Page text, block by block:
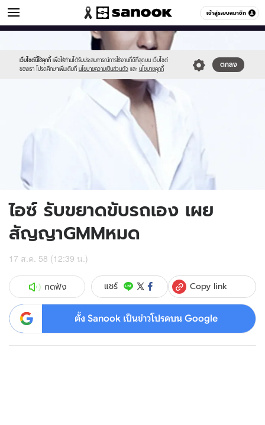
เข้าสู่ระบบสมาชิก
ข่าวบันเทิง หมวดอื่นๆ
เว็บไซต์นี้ใช้คุกกี้ เพื่อให้ท่านได้รับประสบการณ์การใช้งานที่ดีที่สุดบน เว็บไซต์
ของเรา โปรดศึกษาเพิ่มเติมที่ นโยบายความเป็นส่วนตัว และ นโยบายคุกกี้
ตกลง
//s.isanook.com/sr/0/images/logo-
sanook.png
//s.isanook.com/ns/0/ud/369/1848714/639470-
ไอซ์ รับขยาดขับรถเอง เผย
สัญญาGMMหมด
17 ส.ค. 58 (12:39 น.)
กดฟัง แชร์ Copy link
ตั้ง Sanook เป็นข่าวโปรดบน Google